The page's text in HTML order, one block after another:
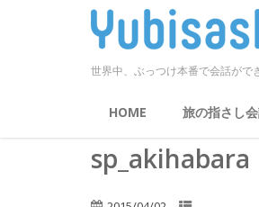
世界中、ぶっつけ本番で会話がで
HOME 旅の指さし
sp_akihabara